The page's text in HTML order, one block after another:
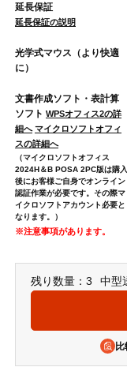
延長保証
延長保証の説明
光学式マウス（より快適
に）
文書作成ソフト・表計算
ソフト WPSオフィス2の詳
細へ マイクロソフトオフィ
スの詳細へ
（マイクロソフトオフィス
2024H＆B POSA 2PC版は購入
後にお客様ご自身でオンライン
認証作業が必要です。その際マ
イクロソフトアカウント必要と
なります。）
※注意事項があります。
残り数量：3 中型